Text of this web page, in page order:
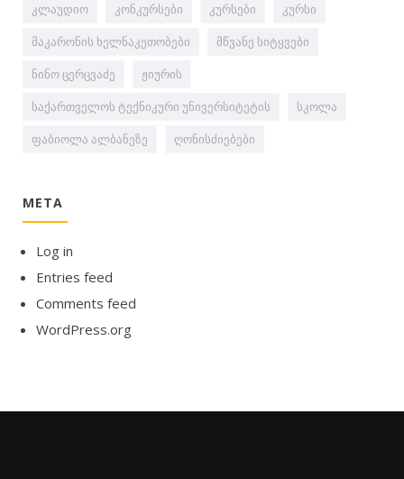
კლაუდიო
კონკურსები კურსები
კურსი
მაკარონის ხელნაკეთობები
მწვანე სიტყვები
ნინო ცერცვაძე
ჟიურის
საქართველოს ტექნიკური უნივერსიტეტის
სკოლა
ფაბიოლა ალბანეზე
ღონისძიებები
META
Log in
Entries feed
Comments feed
WordPress.org